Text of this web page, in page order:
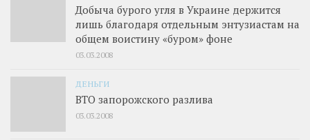
Добыча бурого угля в Украине держится
лишь благодаря отдельным энтузиастам на
общем воистину «буром» фоне
03.03.2008
ДЕНЬГИ
ВТО запорожского разлива
03.03.2008